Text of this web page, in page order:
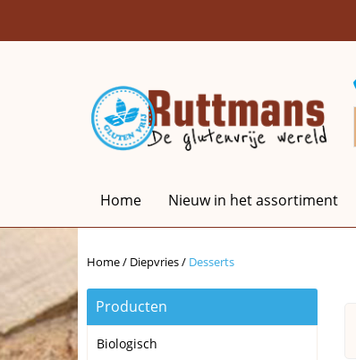
Home Nieuw in het assortiment
Home/ Diepvries/ Desserts
Producten
Biologisch